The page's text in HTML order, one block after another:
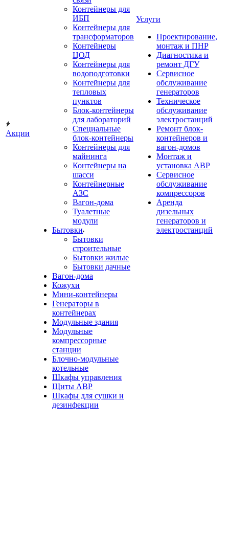
Акции
Контейнеры для
ИБП
Контейнеры для
трансформаторов
Контейнеры
ЦОД
Контейнеры для
водоподготовки
Контейнеры для
тепловых
пунктов
Блок-контейнеры
для лабораторий
Специальные
блок-контейнеры
Контейнеры для
майнинга
Контейнеры на
шасси
Контейнерные
АЗС
Вагон-дома
Туалетные
модули
Бытовки
Бытовки
строительные
Бытовки жилые
Бытовки дачные
Вагон-дома
Кожухи
Мини-контейнеры
Генераторы в
контейнерах
Модульные здания
Модульные
компрессорные
станции
Блочно-модульные
котельные
Шкафы управления
Щиты АВР
Шкафы для сушки и
дезинфекции
Услуги
Проектирование,
монтаж и ПНР
Диагностика и
ремонт ДГУ
Сервисное
обслуживание
генераторов
Техническое
обслуживание
электростанций
Ремонт блок-
контейнеров и
вагон-домов
Монтаж и
установка АВР
Сервисное
обслуживание
компрессоров
Аренда
дизельных
генераторов и
электростанций